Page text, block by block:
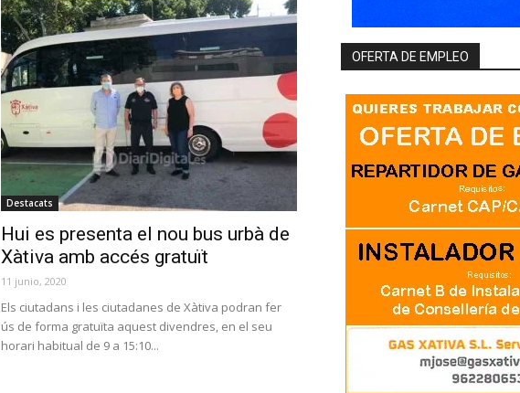
Destacats
Hui es presenta el nou bus urbà de
Xàtiva amb accés gratuït
11 junio, 2020
Els ciutadans i les ciutadanes de Xàtiva podran fer
ús de forma gratuïta aquest divendres, en el seu
horari habitual de 9 a 15:10...
OFERTA DE EMPLEO